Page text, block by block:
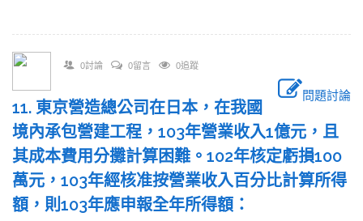
0討論 0留言 0追蹤
問題討論
11. 東京營造總公司在日本，在我國
境內承包營建工程，103年營業收入1億元，且
其成本費用分攤計算困難。102年核定虧損100
萬元，103年經核准按營業收入百分比計算所得
額，則103年應申報全年所得額：